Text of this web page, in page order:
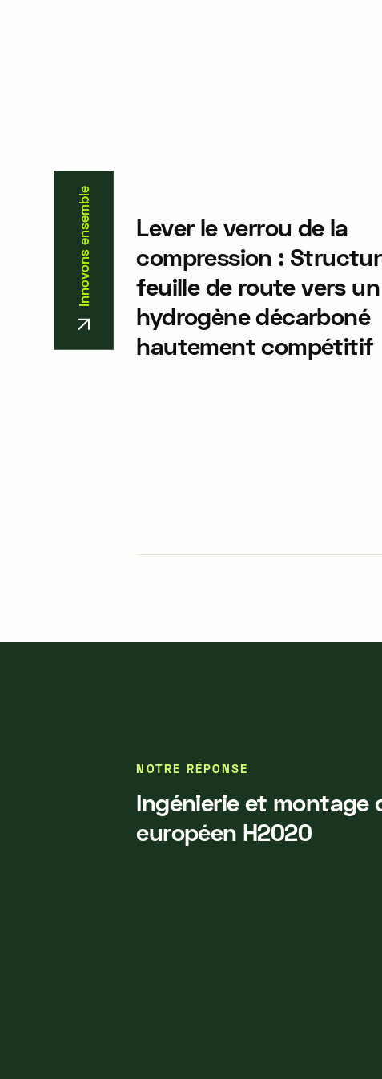
Innovons ensemble
Lever le verrou de la
compression :
feuille de route vers un
hydrogène décarboné
hautement compétitif
NOTRE RÉPONSE
Ingénierie et montage
européen H2020